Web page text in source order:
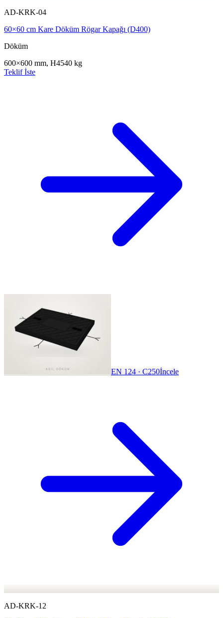
AD-KRK-04
60×60 cm Kare Döküm Rögar Kapağı (D400)
Döküm
600×600 mm, H4540 kg
Teklif İste
EN 124 · C250İncele
AD-KRK-12